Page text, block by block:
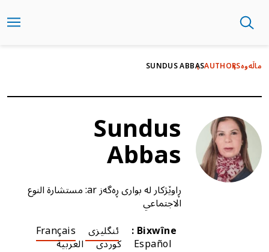
ناوەڕۆکی
ماڵەوەAUTHORS
SUNDUS ABBAS
Sundus
Abbas
ڕاوێژکار لە بواری ڕەگەز ar: مستشارة النوع
الاجتماعي
Bixwîne :
ئنگلیزی Français
Español کوردی العربية